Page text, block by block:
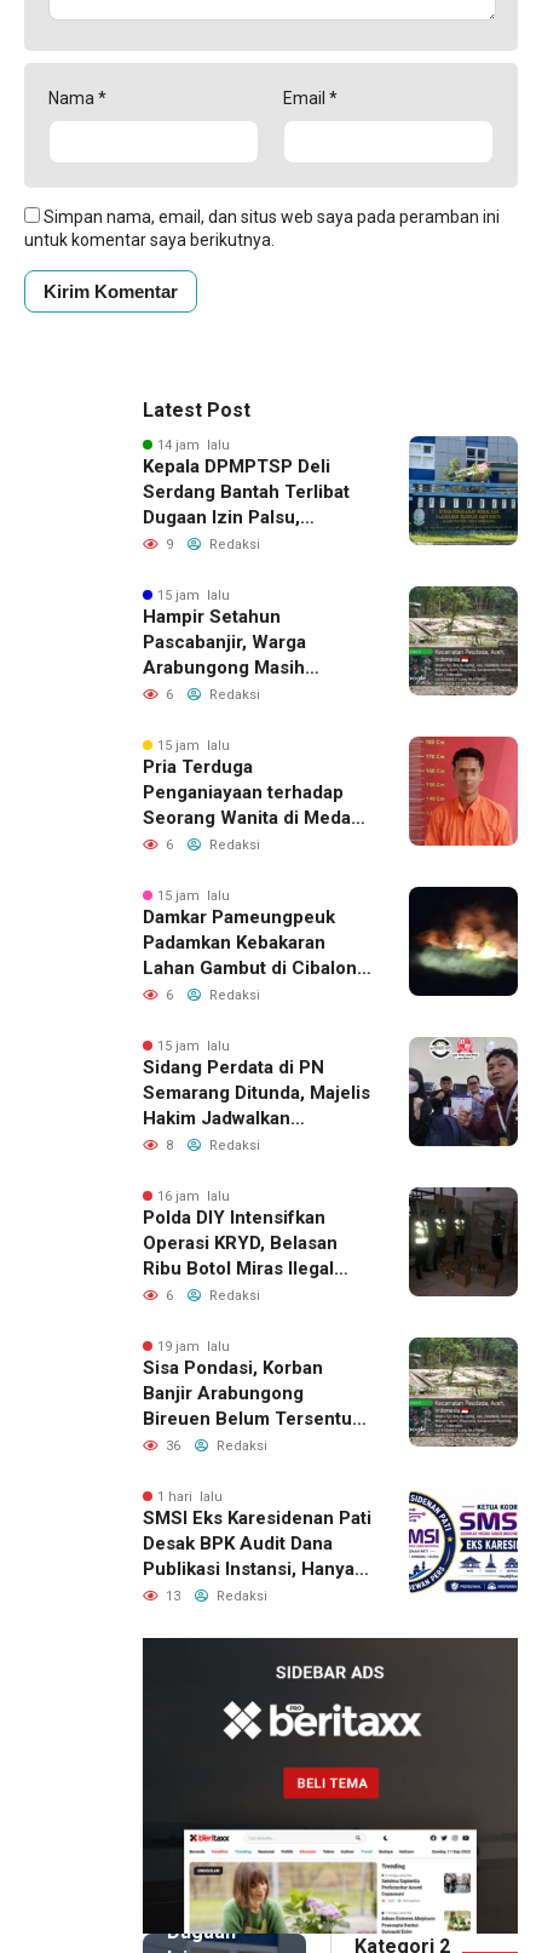
Nama * Email *
Simpan nama, email, dan situs web saya pada peramban ini
untuk komentar saya berikutnya.
Latest Post
14 jam lalu
Kepala DPMPTSP Deli
Serdang Bantah Terlibat
Dugaan Izin Palsu,
Tegaskan Proses
Jalur Resmi
9 Redaksi
15 jam lalu
Hampir Setahun
Pascabanjir, Warga
Arabungong Masih
Menunggu Bantuan
6 Redaksi
15 jam lalu
Pria Terduga
Penganiayaan terhadap
Seorang Wanita di Medan
Ditangkap Polisi
6 Redaksi
15 jam lalu
Damkar Pameungpeuk
Padamkan Kebakaran
Lahan Gambut di Cibalong,
Permukiman Warga
6 Redaksi
15 jam lalu
Sidang Perdata di PN
Semarang Ditunda, Majelis
Hakim Jadwalkan
Pemanggilan Ulang BPR
8 Redaksi
16 jam lalu
Polda DIY Intensifkan
Operasi KRYD, Belasan
Ribu Botol Miras Ilegal
Berhasil Diamankan
6 Redaksi
19 jam lalu
Sisa Pondasi, Korban
Banjir Arabungong
Bireuen Belum Tersentuh
Bantuan Pascabencana
36 Redaksi
1 hari lalu
SMSI Eks Karesidenan Pati
Desak BPK Audit Dana
Publikasi Instansi, Hanya
untuk Perusahaan Pers
13 Redaksi
Deli
Serdang
Bantah
Terlibat
Dugaan
Kategori 2